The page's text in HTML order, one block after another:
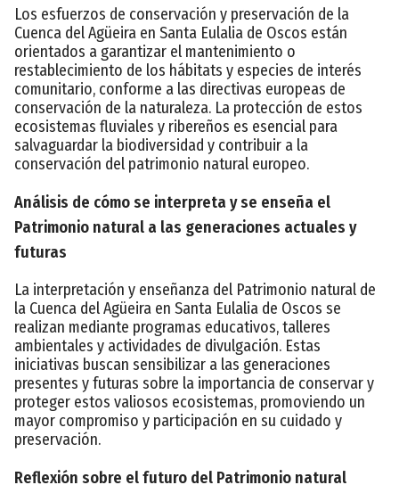
Los esfuerzos de conservación y preservación de la
Cuenca del Agüeira en Santa Eulalia de Oscos están
orientados a garantizar el mantenimiento o
restablecimiento de los hábitats y especies de interés
comunitario, conforme a las directivas europeas de
conservación de la naturaleza. La protección de estos
ecosistemas fluviales y ribereños es esencial para
salvaguardar la biodiversidad y contribuir a la
conservación del patrimonio natural europeo.
Análisis de cómo se interpreta y se enseña el
Patrimonio natural a las generaciones actuales y
futuras
La interpretación y enseñanza del Patrimonio natural de
la Cuenca del Agüeira en Santa Eulalia de Oscos se
realizan mediante programas educativos, talleres
ambientales y actividades de divulgación. Estas
iniciativas buscan sensibilizar a las generaciones
presentes y futuras sobre la importancia de conservar y
proteger estos valiosos ecosistemas, promoviendo un
mayor compromiso y participación en su cuidado y
preservación.
Reflexión sobre el futuro del Patrimonio natural